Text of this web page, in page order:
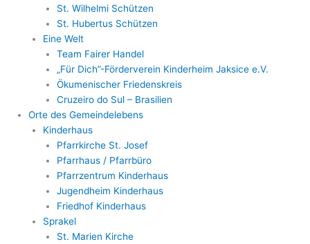
St. Wilhelmi Schützen
St. Hubertus Schützen
Eine Welt
Team Fairer Handel
„Für Dich”-Förderverein Kinderheim Jaksice e.V.
Ökumenischer Friedenskreis
Cruzeiro do Sul – Brasilien
Orte des Gemeindelebens
Kinderhaus
Pfarrkirche St. Josef
Pfarrhaus / Pfarrbüro
Pfarrzentrum Kinderhaus
Jugendheim Kinderhaus
Friedhof Kinderhaus
Sprakel
St. Marien Kirche